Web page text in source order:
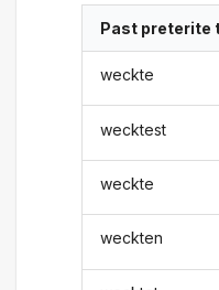
Past preterite
weckte
wecktest
weckte
weckten